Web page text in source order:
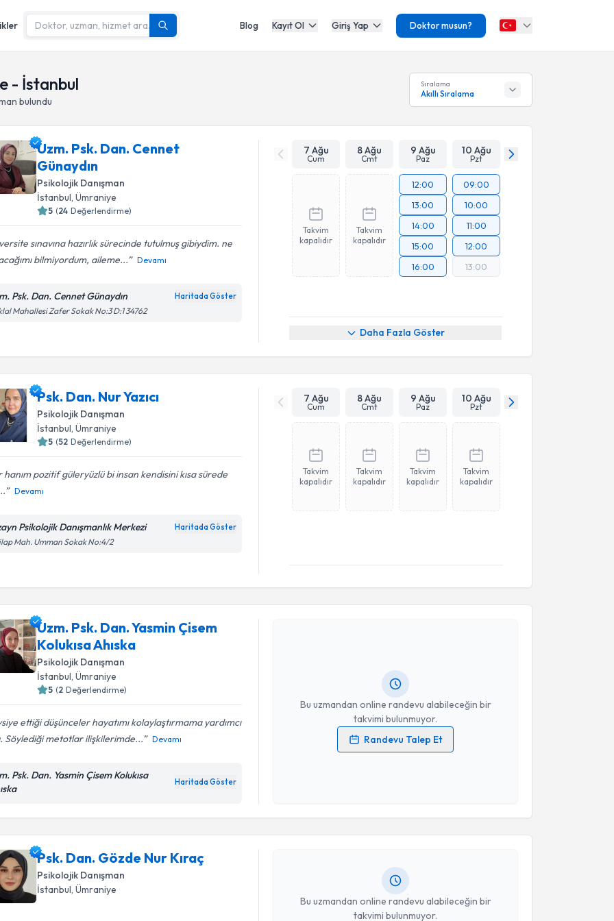
Blog Kayıt Ol Giriş Yap Doktor musun?
- İstanbul
bulundu
Sıralama
Akıllı Sıralama
Uzm. Psk. Dan. Cennet
Günaydın
Psikolojik Danışman
İstanbul,Ümraniye
5 (24 Değerlendirme)
sınavına hazırlık sürecinde tutulmuş gibiydim. ne
bilmiyordum, aileme...
Devamı
Psk. Dan. Cennet Günaydın Haritada Göster
Mahallesi Zafer Sokak No:3 D:1 34762
7 Ağu
Cum
8 Ağu
Cmt
9 Ağu
Paz
10 Ağu
Pzt
Takvim
kapalıdır
Takvim
kapalıdır
12:00
13:00
14:00
15:00
16:00
09:00
10:00
11:00
12:00
13:00
Daha Fazla Göster
Psk. Dan. Nur Yazıcı
Psikolojik Danışman
İstanbul ,Ümraniye
5 (52 Değerlendirme)
hanım pozitif güleryüzlü bi insan kendisini kısa sürede
Devamı
Psikolojik Danışmanlık Merkezi Haritada Göster
Mah. Umman Sokak No:4/2
7 Ağu
Cum
8 Ağu
Cmt
9 Ağu
Paz
10 Ağu
Pzt
Takvim
kapalıdır
Takvim
kapalıdır
Takvim
kapalıdır
Takvim
kapalıdır
Uzm. Psk. Dan. Yasmin Çisem
Kolukısa Ahıska
Psikolojik Danışman
İstanbul ,Ümraniye
5 (2 Değerlendirme)
ettiği düşünceler hayatımı kolaylaştırmama yardımcı
Söylediği metotlar ilişkilerimde...
Devamı
Psk. Dan. Yasmin Çisem Kolukısa
Haritada Göster
Bu uzmandan online randevu alabileceğin bir
takvimi bulunmuyor.
Randevu Talep Et
Randevu Takvimi Talebi
Kişisel verilerimin işlenmesine ilişkinAydınlatma Metni
Psk. Dan. Gözde Nur Kıraç
Psikolojik Danışman
İstanbul ,Ümraniye
Bu uzmandan online randevu alabileceğin bir
takvimi bulunmuyor.